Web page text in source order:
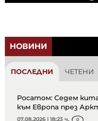
НОВИНИ
ПОСЛЕДНИ ЧЕТЕНИ
Росатом: Седем
към Европа през
07.08.2026 | 18:23 ч. 0